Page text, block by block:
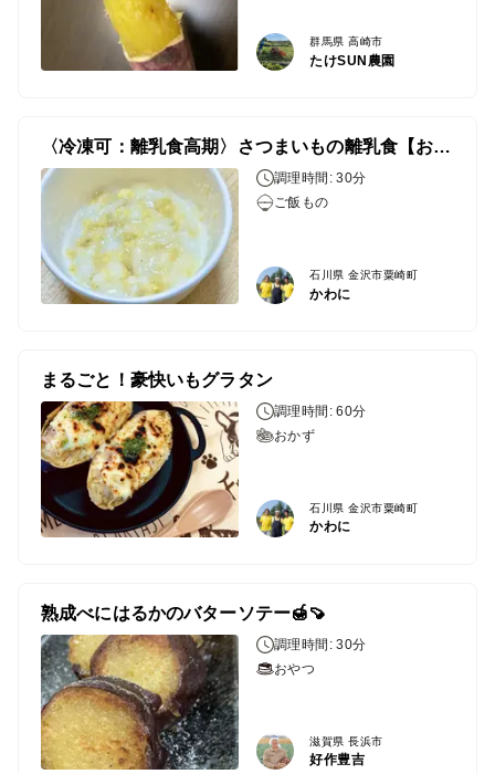
群馬県 高崎市
たけSUN農園
〈冷凍可：離乳食高期〉さつまいもの離乳食【おかゆ】
調理時間: 30分
ご飯もの
石川県 金沢市粟崎町
かわに
まるごと！豪快いもグラタン
調理時間: 60分
おかず
石川県 金沢市粟崎町
かわに
熟成べにはるかのバターソテー🍯🍠
調理時間: 30分
おやつ
滋賀県 長浜市
好作豊吉